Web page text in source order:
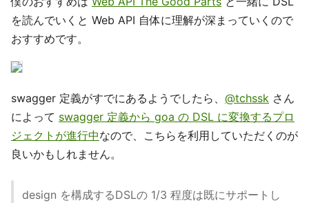
を読んでいくと Web API 自体に理解が深まっていくので
おすすめです。
swagger 定義がすでにあるようでしたら、 @tchssk さん
によって swagger 定義から goa の DSL に変換するプロ
ジェクトが進行中なので、こちらを利用していただくのが
良いかもしれません。
design を構成するDSLの 1/3 程度は既にサポートし